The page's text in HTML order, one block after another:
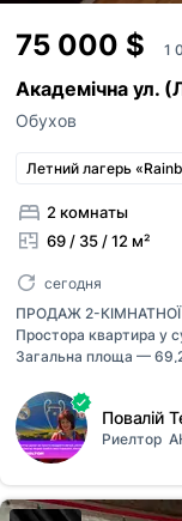
75 000 $ 1
Академічна ул.
Обухов
Летний лагерь
2 комнаты
69 / 35 / 12 м²
сегодня
ПРОДАЖ 2-КІМНАТНОЇ
Простора квартира у
Загальна площа —
приміщення)
з меблями та
та комфортне місце
Повалій
Риелтор